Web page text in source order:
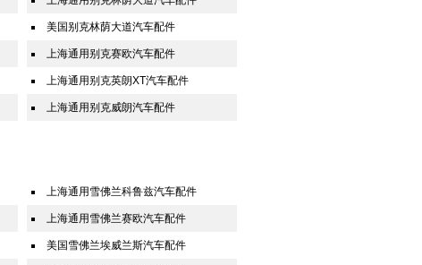
美国别克林荫大道汽车配件
上海通用别克赛欧汽车配件
上海通用别克英朗XT汽车配件
上海通用别克威朗汽车配件
上海通用雪佛兰科鲁兹汽车配件
上海通用雪佛兰赛欧汽车配件
美国雪佛兰埃威兰斯汽车配件